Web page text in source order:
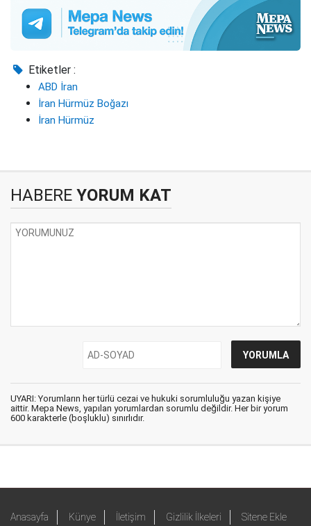
Etiketler :
ABD İran
İran Hürmüz Boğazı
İran Hürmüz
HABERE YORUM KAT
UYARI: Yorumların her türlü cezai ve hukuki sorumluluğu yazan kişiye
aittir. Mepa News, yapılan yorumlardan sorumlu değildir. Her bir yorum
600 karakterle (boşluklu) sınırlıdır.
Anasayfa Künye İletişim Gizlilik İlkeleri Sitene Ekle